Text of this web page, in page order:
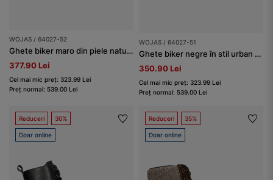
WOJAS / 64027-52
Ghete biker maro din piele natural lână îmblănite damă
377.90 Lei
Cel mai mic preț: 323.99 Lei
Preț normal: 539.00 Lei
WOJAS / 64027-51
Ghete biker negre în stil urban damă
350.90 Lei
Cel mai mic preț: 323.99 Lei
Preț normal: 539.00 Lei
Reduceri 30%
Doar online
Reduceri 35%
Doar online